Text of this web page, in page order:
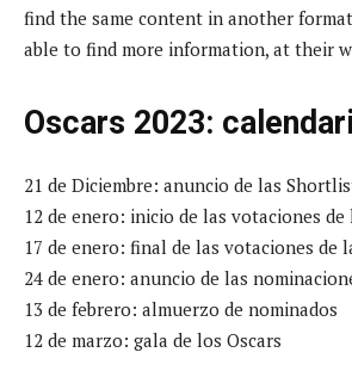
find the same content in another
able to find more information, at their
Oscars 2023:
21 de Diciembre: anuncio de las
12 de enero: inicio de las votaciones
17 de enero: final de las votaciones de
24 de enero: anuncio de las
13 de febrero: almuerzo de nominados
12 de marzo: gala de los Oscars